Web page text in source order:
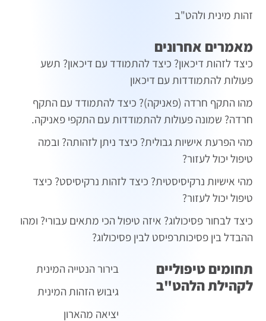
תחומים טיפוליים
לקהילת הלהט"ב
בירור הנטייה המינית
גיבוש הזהות המינית
יציאה מהארון
מאמרים אחרונים
כיצד לזהות דיכאון? כיצד להתמודד עם דיכאון? תשע
פעולות להתמודדות עם דיכאון
מהו התקף חרדה (פאניקה)? כיצד להתמודד עם התקף
חרדה? שמונה פעולות להתמודדות עם התקפי פאניקה.
מהי הפרעת אישיות גבולית? כיצד ניתן לזהותה? ובמה
טיפול יכול לעזור?
מהי אישיות נרקיסיסטית? כיצד לזהות נרקיסיסט? כיצד
טיפול יכול לעזור?
כיצד לבחור פסיכולוג? איזה טיפול הכי מתאים עבורי? ומהו
ההבדל בין פסיכותרפיסט לבין פסיכולוג?
זהות מינית ולהט"ב